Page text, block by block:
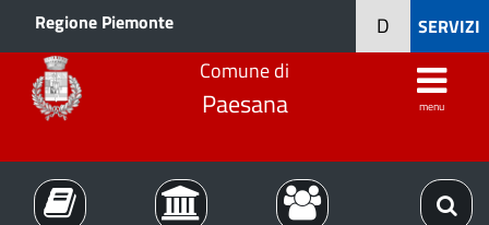
Regione Piemonte SERVIZI
D
Comune di
Paesana menu